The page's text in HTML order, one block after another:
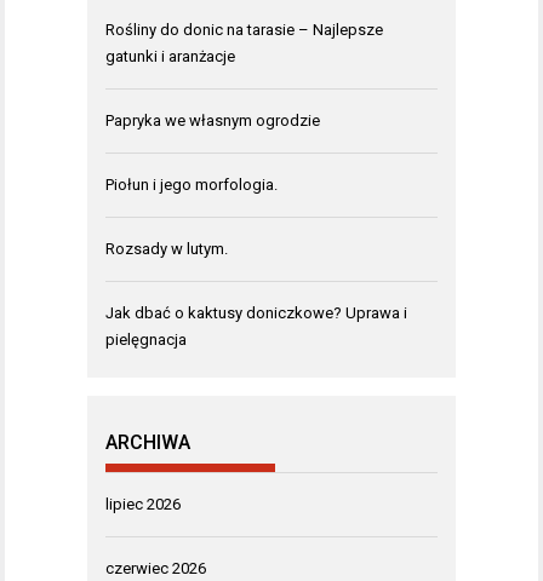
Rośliny do donic na tarasie – Najlepsze
gatunki i aranżacje
Papryka we własnym ogrodzie
Piołun i jego morfologia.
Rozsady w lutym.
Jak dbać o kaktusy doniczkowe? Uprawa i
pielęgnacja
ARCHIWA
lipiec 2026
czerwiec 2026